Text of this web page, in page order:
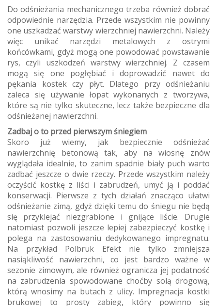
Do odśnieżania mechanicznego trzeba również dobrać
odpowiednie narzędzia. Przede wszystkim nie powinny
one uszkadzać warstwy wierzchniej nawierzchni. Należy
więc unikać narzędzi metalowych z ostrymi
końcówkami, gdyż mogą one powodować powstawanie
rys, czyli uszkodzeń warstwy wierzchniej. Z czasem
mogą się one pogłębiać i doprowadzić nawet do
pękania kostek czy płyt. Dlatego przy odśnieżaniu
zaleca się używanie łopat wykonanych z tworzywa,
które są nie tylko skuteczne, lecz także bezpieczne dla
odśnieżanej nawierzchni.
Zadbaj o to przed pierwszym śniegiem
Skoro już wiemy, jak bezpiecznie odśnieżać
nawierzchnię betonową tak, aby na wiosnę znów
wyglądała idealnie, to zanim spadnie biały puch warto
zadbać jeszcze o dwie rzeczy. Przede wszystkim należy
oczyścić kostkę z liści i zabrudzeń, umyć ją i poddać
konserwacji. Pierwsze z tych działań znacząco ułatwi
odśnieżanie zimą, gdyż dzięki temu do śniegu nie będą
się przyklejać niezgrabione i gnijące liście. Drugie
natomiast pozwoli jeszcze lepiej zabezpieczyć kostkę i
polega na zastosowaniu dedykowanego impregnatu.
Na przykład Polbruk Efekt nie tylko zmniejsza
nasiąkliwość nawierzchni, co jest bardzo ważne w
sezonie zimowym, ale również ogranicza jej podatność
na zabrudzenia spowodowane choćby solą drogową,
którą wnosimy na butach z ulicy. Impregnacja kostki
brukowej to prosty zabieg, który powinno się